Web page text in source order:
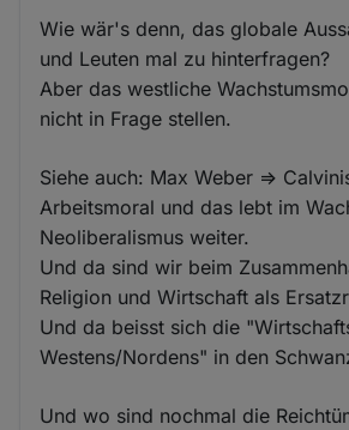
Wie wär's denn, das globale
und Leuten mal zu hinterfragen?
Aber das westliche
nicht in Frage stellen.
Siehe auch: Max Weber =>
Arbeitsmoral und das lebt im
Neoliberalismus weiter.
Und da sind wir beim
Religion und Wirtschaft als
Und da beisst sich die
Westens/Nordens" in den
Und wo sind nochmal die